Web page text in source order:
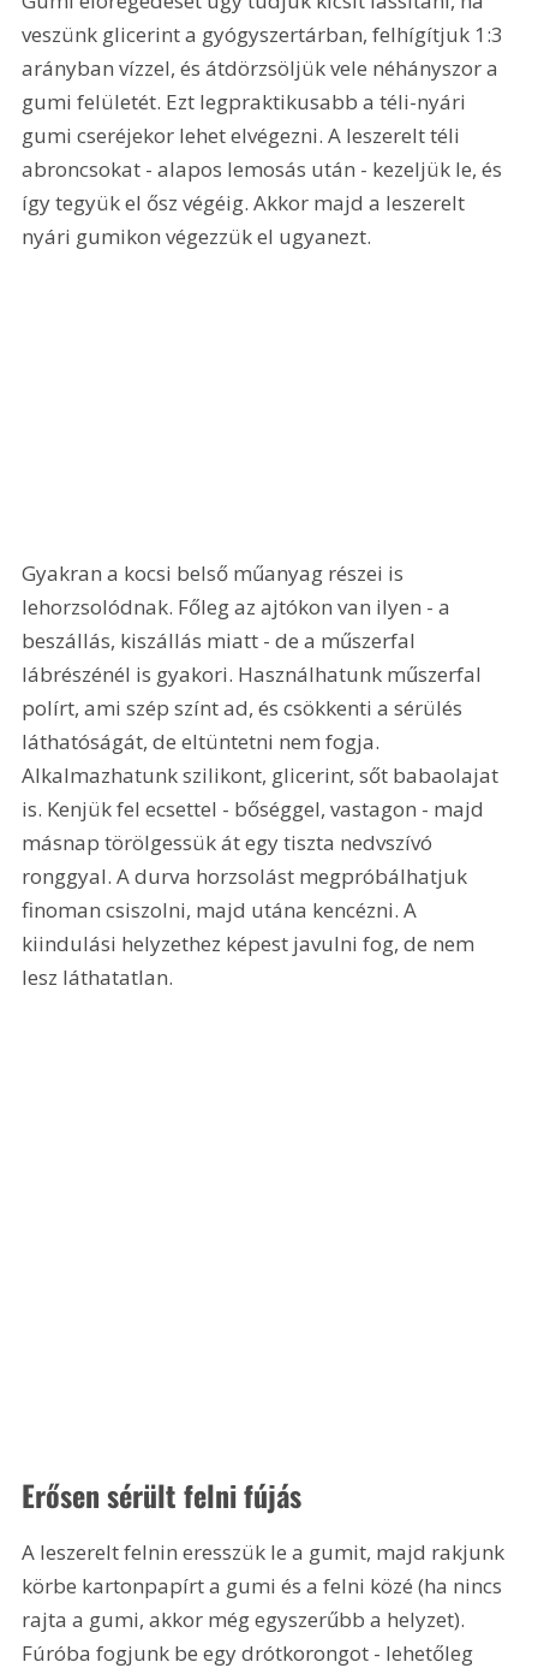
veszünk glicerint a gyógyszertárban, felhígítjuk 1:3
arányban vízzel, és átdörzsöljük vele néhányszor a
gumi felületét. Ezt legpraktikusabb a téli-nyári
gumi cseréjekor lehet elvégezni. A leszerelt téli
abroncsokat - alapos lemosás után - kezeljük le, és
így tegyük el ősz végéig. Akkor majd a leszerelt
nyári gumikon végezzük el ugyanezt.
Gyakran a kocsi belső műanyag részei is
lehorzsolódnak. Főleg az ajtókon van ilyen - a
beszállás, kiszállás miatt - de a műszerfal
lábrészénél is gyakori. Használhatunk műszerfal
polírt, ami szép színt ad, és csökkenti a sérülés
láthatóságát, de eltüntetni nem fogja.
Alkalmazhatunk szilikont, glicerint, sőt babaolajat
is. Kenjük fel ecsettel - bőséggel, vastagon - majd
másnap törölgessük át egy tiszta nedvszívó
ronggyal. A durva horzsolást megpróbálhatjuk
finoman csiszolni, majd utána kencézni. A
kiindulási helyzethez képest javulni fog, de nem
lesz láthatatlan.
Erősen sérült felni fújás
A leszerelt felnin eresszük le a gumit, majd rakjunk
körbe kartonpapírt a gumi és a felni közé (ha nincs
rajta a gumi, akkor még egyszerűbb a helyzet).
Fúróba fogjunk be egy drótkorongot - lehetőleg